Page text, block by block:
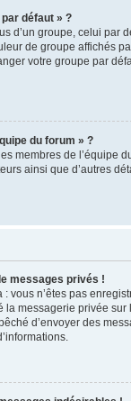
par défaut » ?
d’un groupe, celui par
de groupe affichés
votre groupe par
du forum » ?
membres de l’équipe
ainsi que d’autres
messages privés !
: vous n’êtes pas
la messagerie privée sur
d’envoyer des